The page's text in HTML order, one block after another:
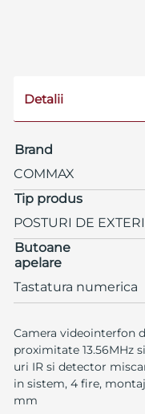
Detalii
Brand
COMMAX
Tip produs
POSTURI DE
Butoane
apelare
Tastatura numerica
Camera videointerfon
proximitate 13.56MHz
uri IR si detector
in sistem, 4 fire,
mm